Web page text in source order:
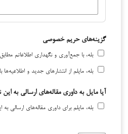
گزینه‌های حریم خصوصی
بله، با جمع‌آوری و نگهداری اطلاعاتم
بله، مایلم از انتشارهای جدید و اطلاعیه‌ها
آیا مایل به داوری مقاله‌های ارسالی به
بله، مایلم برای داوری مقاله‌های ارسالی